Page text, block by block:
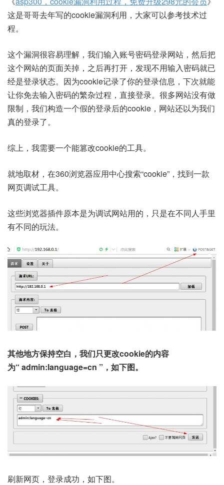
这是哥哥去年写的cookie漏洞利用，大家可以参考技术过
程。
这个漏洞很容易理解，我们输入账号密码登录网站，然后把
这个网站的页面关掉，之后再打开，发现不用输入密码就已
经是登录状态。因为cookie记录了你的登录信息，下次就能
让你免去输入密码的繁杂过程，直接登录。很多网站没有做
限制，我们构造一个假的登录后的cookie，网站还以为我们
真的登录了。
综上，我需要一个能篡改cookie的工具。
就地取材，在360浏览器应用中心搜索“cookie”，找到一款
网页调试工具。
这些浏览器插件原本是为调试网站用的，只是在不同人手里
有不同的玩法。
其他地方保持空白，我们只更改cookie的内容
为“ admin:language=cn ”，如下图。
刷新网页，登录成功，如下图。